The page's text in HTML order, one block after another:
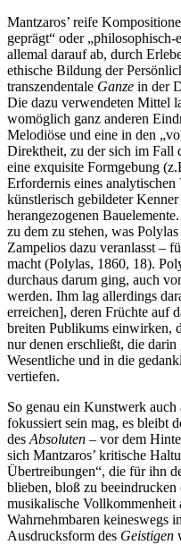
Mantzaros’ reife
geprägt“ oder „philosophisch-
allemal darauf ab, durch
ethische Bildung der
transzendentale Ganze in der
Die dazu verwendeten Mittel
womöglich ganz anderen
Melodiöse und eine in den
Direktheit, zu der sich im Fall
eine exquisite Formgebung
Erfordernis eines analytischen
künstlerisch gebildeter
herangezogenen
zu dem zu stehen, was
Zampelios dazu veranlasst –
macht (Polylas, 1860, 18).
durchaus darum ging, auch
werden. Ihm lag allerdings
erreichen], deren Früchte auf
breiten Publikums einwirken,
nur denen erschließt, die
Wesentliche und in die
vertiefen.
So genau ein Kunstwerk
fokussiert sein mag, es bleibt
des Absoluten – vor dem
sich Mantzaros’ kritische
Übertreibungen“, die für ihn
blieben, bloß zu
musikalische Vollkommenheit
Wahrnehmbaren keineswegs
Ausdrucksform des Geistigen